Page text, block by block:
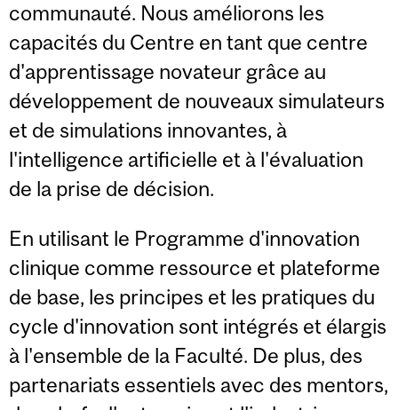
communauté. Nous améliorons les
capacités du Centre en tant que centre
d'apprentissage novateur grâce au
développement de nouveaux simulateurs
et de simulations innovantes, à
l'intelligence artificielle et à l'évaluation
de la prise de décision.
En utilisant le Programme d'innovation
clinique comme ressource et plateforme
de base, les principes et les pratiques du
cycle d'innovation sont intégrés et élargis
à l'ensemble de la Faculté. De plus, des
partenariats essentiels avec des mentors,